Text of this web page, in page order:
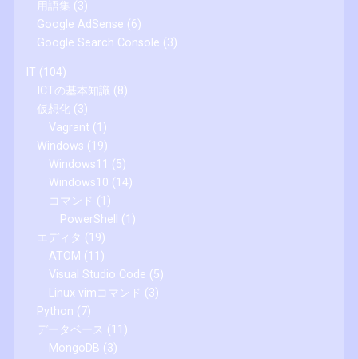
用語集 (3)
Google AdSense (6)
Google Search Console (3)
IT (104)
ICTの基本知識 (8)
仮想化 (3)
Vagrant (1)
Windows (19)
Windows11 (5)
Windows10 (14)
コマンド (1)
PowerShell
(1)
エディタ (19)
ATOM (11)
Visual Studio Code (5)
Linux vimコマンド (3)
Python (7)
データベース (11)
MongoDB (3)